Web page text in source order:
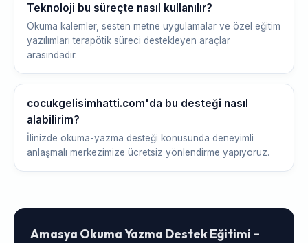
Teknoloji bu süreçte nasıl kullanılır?
Okuma kalemler, sesten metne uygulamalar ve özel eğitim
yazılımları terapötik süreci destekleyen araçlar
arasındadır.
cocukgelisimhatti.com'da bu desteği nasıl
alabilirim?
İlinizde okuma-yazma desteği konusunda deneyimli
anlaşmalı merkezimize ücretsiz yönlendirme yapıyoruz.
Amasya Okuma Yazma Destek Eğitimi –